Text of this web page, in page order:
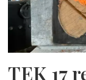
TEK 17